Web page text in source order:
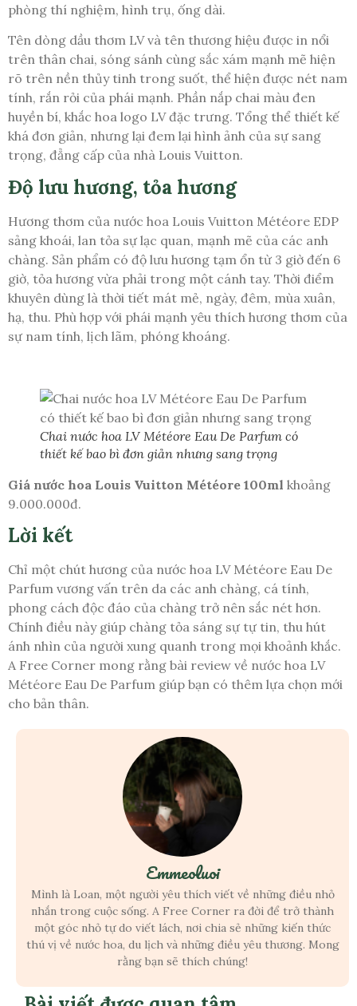
phòng thí nghiệm, hình trụ, ống dài.
Tên dòng dầu thơm LV và tên thương hiệu được in nổi
trên thân chai, sóng sánh cùng sắc xám mạnh mẽ hiện
rõ trên nền thủy tinh trong suốt, thể hiện được nét nam
tính, rắn rỏi của phái mạnh. Phần nắp chai màu đen
huyền bí, khắc hoa logo LV đặc trưng. Tổng thể thiết kế
khá đơn giản, nhưng lại đem lại hình ảnh của sự sang
trọng, đẳng cấp của nhà Louis Vuitton.
Độ lưu hương, tỏa hương
Hương thơm của nước hoa Louis Vuitton Météore EDP
sảng khoái, lan tỏa sự lạc quan, mạnh mẽ của các anh
chàng. Sản phẩm có độ lưu hương tạm ổn từ 3 giờ đến 6
giờ, tỏa hương vừa phải trong một cánh tay. Thời điểm
khuyên dùng là thời tiết mát mẻ, ngày, đêm, mùa xuân,
hạ, thu. Phù hợp với phái mạnh yêu thích hương thơm của
sự nam tính, lịch lãm, phóng khoáng.
Chai nước hoa LV Météore Eau De Parfum có
thiết kế bao bì đơn giản nhưng sang trọng
Giá nước hoa Louis Vuitton Météore 100ml khoảng
9.000.000đ.
Lời kết
Chỉ một chút hương của nước hoa LV Météore Eau De
Parfum vương vấn trên da các anh chàng, cá tính,
phong cách độc đáo của chàng trở nên sắc nét hơn.
Chính điều này giúp chàng tỏa sáng sự tự tin, thu hút
ánh nhìn của người xung quanh trong mọi khoảnh khắc.
A Free Corner mong rằng bài review về nước hoa LV
Météore Eau De Parfum giúp bạn có thêm lựa chọn mới
cho bản thân.
Emmeoluoi
Mình là Loan, một người yêu thích viết về những điều nhỏ
nhắn trong cuộc sống. A Free Corner ra đời để trở thành
một góc nhỏ tự do viết lách, nơi chia sẻ những kiến thức
thú vị về nước hoa, du lịch và những điều yêu thương. Mong
rằng bạn sẽ thích chúng!